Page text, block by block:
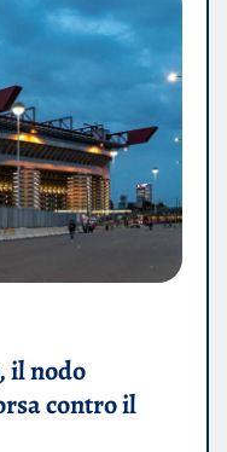
il nodo
contro il